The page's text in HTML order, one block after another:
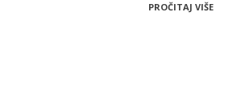
PROČITAJ VIŠE